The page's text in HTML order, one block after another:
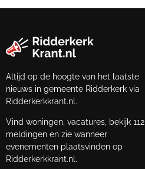
Altijd op de hoogte van het laatste
nieuws in gemeente Ridderkerk via
Ridderkerkkrant.nl.
Vind woningen, vacatures, bekijk 112
meldingen en zie wanneer
evenementen plaatsvinden op
Ridderkerkkrant.nl.